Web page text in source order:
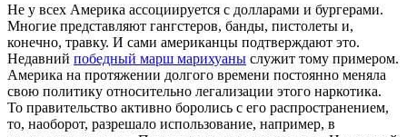
Не у всех Америка ассоциируется с долларами и бургерами.
Многие представляют гангстеров, банды, пистолеты и,
конечно, травку. И сами американцы подтверждают это.
Недавний победный марш марихуаны служит тому примером.
Америка на протяжении долгого времени постоянно меняла
свою политику относительно легализации этого наркотика.
То правительство активно боролись с его распространением,
то, наоборот, разрешало использование, например, в